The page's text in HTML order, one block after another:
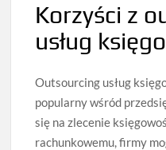
Korzyści z
usług
Outsourcing usług
popularny wśród
się na zlecenie
rachunkowemu, firmy